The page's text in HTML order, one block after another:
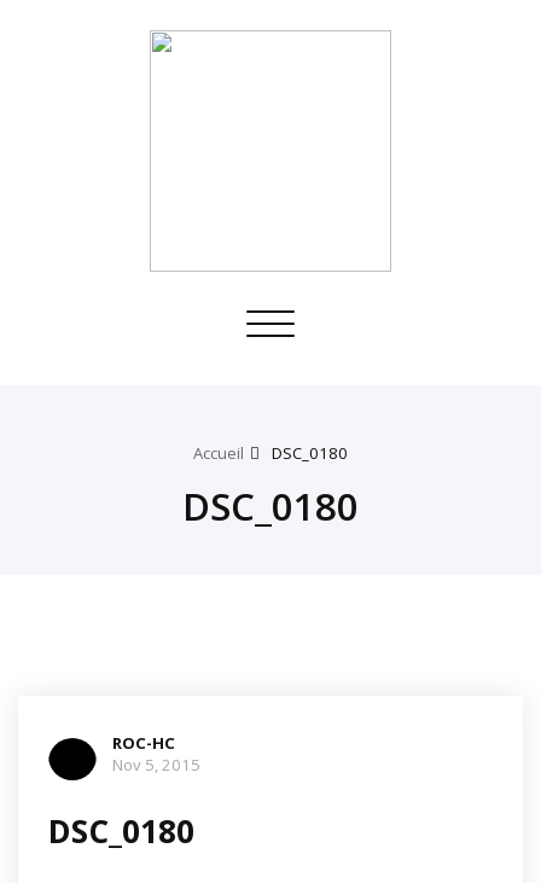
Toggle
Accueil DSC_0180
DSC_0180
ROC-HC
Nov 5, 2015
DSC_0180